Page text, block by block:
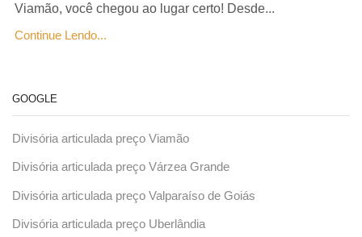
Viamão, você chegou ao lugar certo! Desde...
Continue Lendo...
GOOGLE
Divisória articulada preço Viamão
Divisória articulada preço Várzea Grande
Divisória articulada preço Valparaíso de Goiás
Divisória articulada preço Uberlândia